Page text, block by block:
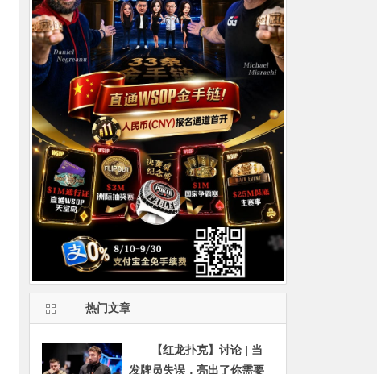
热门文章
【红龙扑克】讨论 | 当
发牌员失误，亮出了你需要